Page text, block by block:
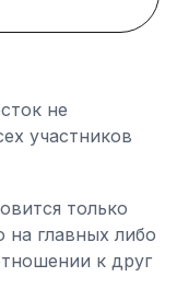
не
участников
только
на главных либо
к друг